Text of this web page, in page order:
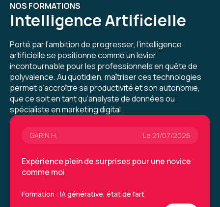
NOS FORMATIONS
Intelligence Artificielle
Porté par l’ambition de progresser, l’intelligence
artificielle se positionne comme un levier
incontournable pour les professionnels en quête de
polyvalence. Au quotidien, maîtriser ces technologies
permet d’accroître sa productivité et son autonomie,
que ce soit en tant qu’analyste de données ou
spécialiste en marketing digital.
Christine D.
5
Formation très intéressante. Je regrette juste
d'en avoir manqué environ 2 x 30 mn à cause de
déconnexions suite à remise en rote
automatique du VPN. Le formateur ne voyait
pas mes déconnexions et j'ai perdu de ce fait
pas mal de ses explications. Dommage !
Toutefois le seconde fois, il a pris le temps sur
sa pause de me réexpliquer ce qu'il venait de
Formation : IA, les fondamentaux
GARIN H. Le 21/07/2026
Expérience plein de surprises pour une novice
comme moi
Formation : IA générative, état de l'art